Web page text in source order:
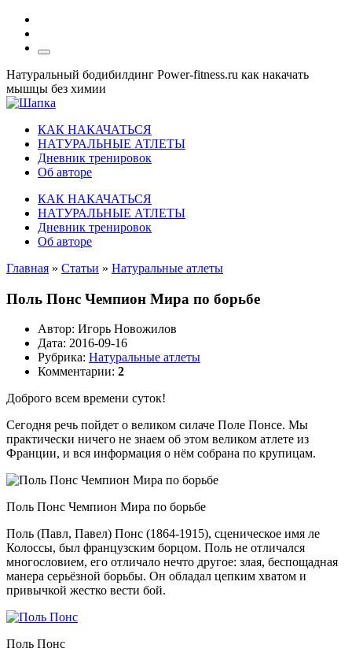
Натуральный бодибилдинг Power-fitness.ru как накачать
мышцы без химии
КАК НАКАЧАТЬСЯ
НАТУРАЛЬНЫЕ АТЛЕТЫ
Дневник тренировок
Об авторе
КАК НАКАЧАТЬСЯ
НАТУРАЛЬНЫЕ АТЛЕТЫ
Дневник тренировок
Об авторе
Главная » Статьи » Натуральные атлеты
Поль Понс Чемпион Мира по борьбе
Автор: Игорь Новожилов
Дата: 2016-09-16
Рубрика: Натуральные атлеты
Комментарии: 2
Доброго всем времени суток!
Сегодня речь пойдет о великом силаче Поле Понсе. Мы
практически ничего не знаем об этом великом атлете из
Франции, и вся информация о нём собрана по крупицам.
Поль Понс Чемпион Мира по борьбе
Поль (Павл, Павел) Понс (1864-1915), сценическое имя ле
Колоссы, был французским борцом. Поль не отличался
многословием, его отличало нечто другое: злая, беспощадная
манера серьёзной борьбы. Он обладал цепким хватом и
привычкой жестко вести бой.
Поль Понс